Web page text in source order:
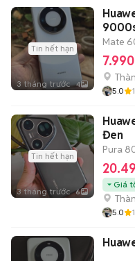
Tin hết hạn
3 tháng trước 4
Huawei
Mate
5.0
Tin hết hạn
3 tháng trước 6
Đen
Pura
Giá
5.0